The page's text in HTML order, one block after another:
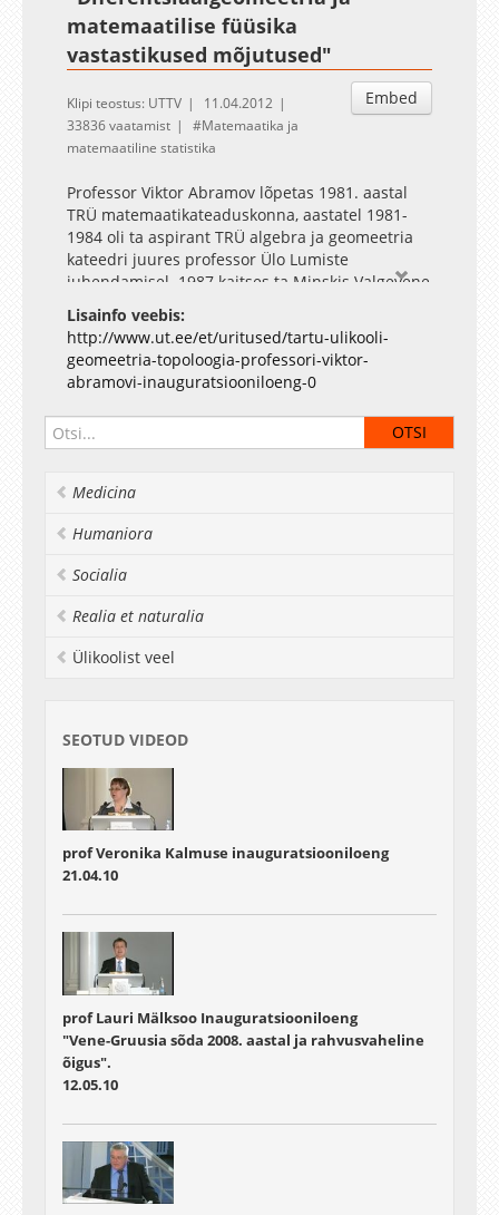
matemaatilise füüsika
vastastikused mõjutused"
Embed
Klipi teostus: UTTV
11.04.2012
33836 vaatamist
Matemaatika ja
matemaatiline statistika
Professor Viktor Abramov lõpetas 1981. aastal
TRÜ matemaatikateaduskonna, aastatel 1981-
1984 oli ta aspirant TRÜ algebra ja geomeetria
kateedri juures professor Ülo Lumiste
juhendamisel. 1987 kaitses ta Minskis Valgevene
riikliku ülikooli juures füüsika-
matemaatikakandidaadi väitekirja. 1984-1993
töötas ta TÜ rakendusmatemaatika laboris, 1993-
1998 oli TÜ puhta matemaatika instituudi
vanemteadur, 1998-2007 samas dotsent, 2007-
2011 TÜ matemaatika instituudi dotsent. 2011.
aasta septembrist on Viktor Abramov TÜ
professor. Abramov on täiendanud end
Saksamaal (1993) ja Prantsusmaal (1994, 2000,
2006) ning olnud Pariisi VI ülikooli vanemteadur
diferentsiaalgeomeetria, seostused
topoloogiline kvantväljateooria geomeetrilised
geomeetria.
Lisainfo veebis:
http://www.ut.ee/et/uritused/tartu-ulikooli-
geomeetria-topoloogia-professori-viktor-
abramovi-inauguratsiooniloeng-0
Medicina
Humaniora
Socialia
Realia et naturalia
Ülikoolist veel
SEOTUD VIDEOD
prof Veronika Kalmuse inauguratsiooniloeng
21.04.10
prof Lauri Mälksoo Inauguratsiooniloeng
"Vene-Gruusia sõda 2008. aastal ja rahvusvaheline
õigus".
12.05.10